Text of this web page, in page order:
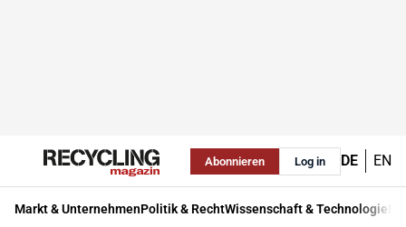
Abonnieren Log in DE EN
Markt & UnternehmenPolitik & RechtWissenschaft & Technologie